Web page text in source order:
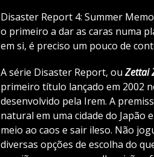
Disaster Report 4: Summer
o primeiro a dar as caras numa
em si, é preciso um pouco de
A série Disaster Report, ouZettai
primeiro título lançado em 2002
desenvolvido pela Irem. A
natural em uma cidade do
meio ao caos e sair ileso. Não
diversas opções de escolha do